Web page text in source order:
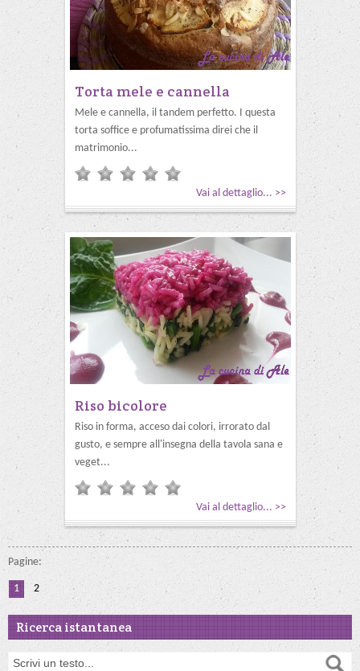
Torta mele e cannella
Mele e cannella, il tandem perfetto. I questa
torta soffice e profumatissima direi che il
matrimonio...
Vai al dettaglio... >>
Riso bicolore
Riso in forma, acceso dai colori, irrorato dal
gusto, e sempre all'insegna della tavola sana e
veget...
Vai al dettaglio... >>
Pagine:
1 2
Ricerca istantanea